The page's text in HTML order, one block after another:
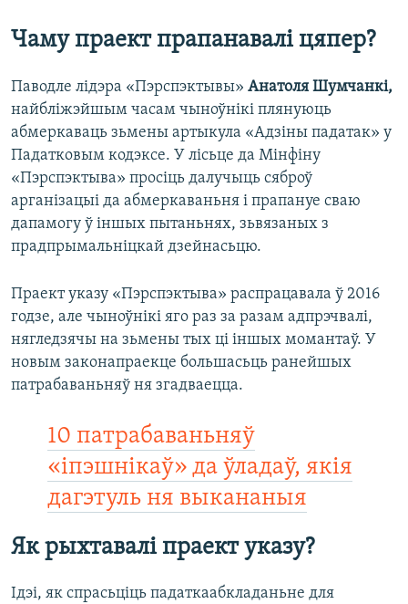
Чаму праект прапанавалі цяпер?
Паводле лідэра «Пэрспэктывы» Анатоля Шумчанкі,
найбліжэйшым часам чыноўнікі плянуюць
абмеркаваць зьмены артыкула «Адзіны падатак» у
Падатковым кодэксе. У лісьце да Мінфіну
«Пэрспэктыва» просіць далучыць сяброў
арганізацыі да абмеркаваньня і прапануе сваю
дапамогу ў іншых пытаньнях, зьвязаных з
прадпрымальніцкай дзейнасьцю.
Праект указу «Пэрспэктыва» распрацавала ў 2016
годзе, але чыноўнікі яго раз за разам адпрэчвалі,
нягледзячы на зьмены тых ці іншых момантаў. У
новым законапраекце большасьць ранейшых
патрабаваньняў ня згадваецца.
10 патрабаваньняў
«іпэшнікаў» да ўладаў, якія
дагэтуль ня выкананыя
Як рыхтавалі праект указу?
Ідэі, як спрасьціць падаткаабкладаньне для